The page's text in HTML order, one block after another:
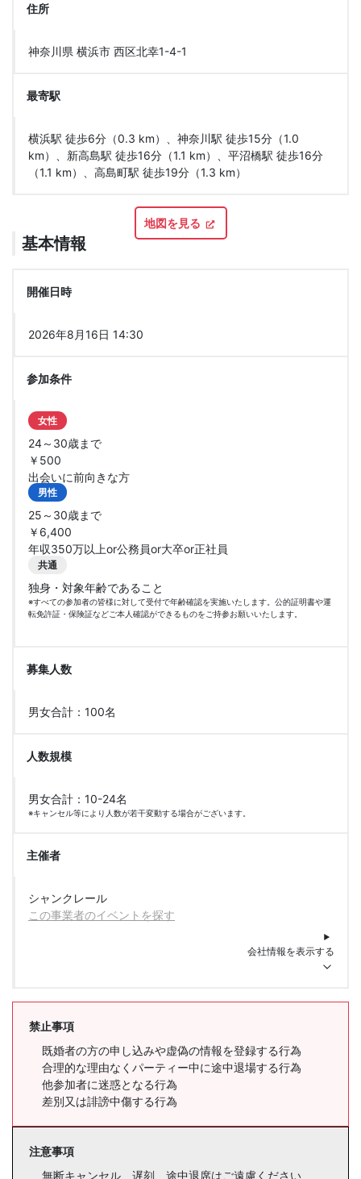
住所
神奈川県 横浜市 西区北幸1-4-1
最寄駅
横浜駅 徒歩6分（0.3 km）、神奈川駅 徒歩15分（1.0
km）、新高島駅 徒歩16分（1.1 km）、平沼橋駅 徒歩16分
（1.1 km）、高島町駅 徒歩19分（1.3 km）
地図を見る
基本情報
開催日時
2026年8月16日 14:30
参加条件
女性
24～30歳まで
￥500
出会いに前向きな方
男性
25～30歳まで
￥6,400
年収350万以上or公務員or大卒or正社員
共通
独身・対象年齢であること
※すべての参加者の皆様に対して受付で年齢確認を実施いたします。公的証明書や運
転免許証・保険証などご本人確認ができるものをご持参お願いいたします。
募集人数
男女合計：100名
人数規模
男女合計：10-24名
※キャンセル等により人数が若干変動する場合がございます。
主催者
シャンクレール
この事業者のイベントを探す
会社情報を表示する
禁止事項
既婚者の方の申し込みや虚偽の情報を登録する行為
合理的な理由なくパーティー中に途中退場する行為
他参加者に迷惑となる行為
差別又は誹謗中傷する行為
注意事項
無断キャンセル、遅刻、途中退席はご遠慮ください